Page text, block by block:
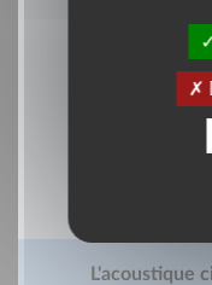
L'acoustique